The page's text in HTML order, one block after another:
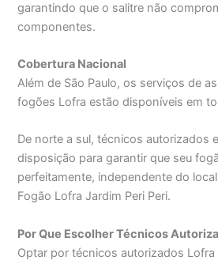
garantindo que o salitre não
componentes.
Cobertura Nacional
Além de São Paulo, os serviços de
fogões Lofra estão disponíveis em
De norte a sul, técnicos autorizados
disposição para garantir que seu
perfeitamente, independente do
Fogão Lofra Jardim Peri Peri.
Por Que Escolher Técnicos
Optar por técnicos autorizados Lofra